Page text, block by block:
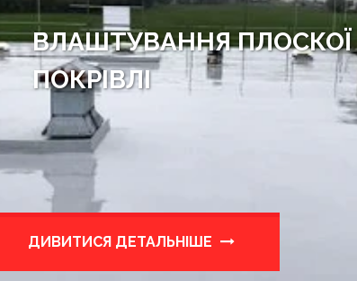
ВЛАШТУВАННЯ ПЛОСКОЇ
ПОКРІВЛІ
ДИВИТИСЯ ДЕТАЛЬНІШЕ